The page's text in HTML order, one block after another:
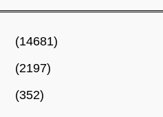
(14681)
(2197)
(352)